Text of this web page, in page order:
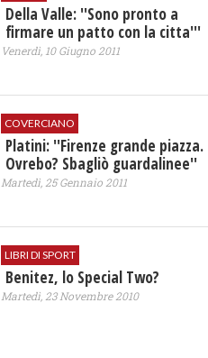
Della Valle: ''Sono pronto a
firmare un patto con la citta'''
Venerdì, 10 Giugno 2011
COVERCIANO
Platini: ''Firenze grande piazza.
Ovrebo? Sbagliò guardalinee''
Martedì, 25 Gennaio 2011
LIBRI DI SPORT
Benitez, lo Special Two?
Martedì, 23 Novembre 2010